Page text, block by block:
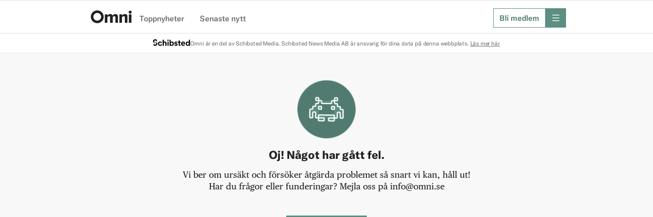
Toppnyheter Senaste nytt Bli medlem meny
Omni är en del av Schibsted Media. Schibsted News Media AB är ansvarig för dina data på denna webbplats. Läs mer här
Oj! Något har gått fel.
Vi ber om ursäkt och försöker åtgärda problemet så snart vi kan, håll ut!
Har du frågor eller funderingar? Mejla oss på info@omni.se